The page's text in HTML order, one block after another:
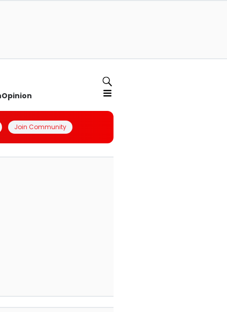
Opinion
Join Community